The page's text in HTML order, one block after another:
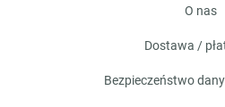
o nas
dostawa /
bezpieczeństwo